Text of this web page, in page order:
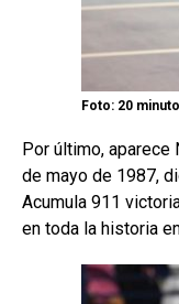
Foto: 20
Por último, aparece
de mayo de 1987,
Acumula 911
en toda la historia